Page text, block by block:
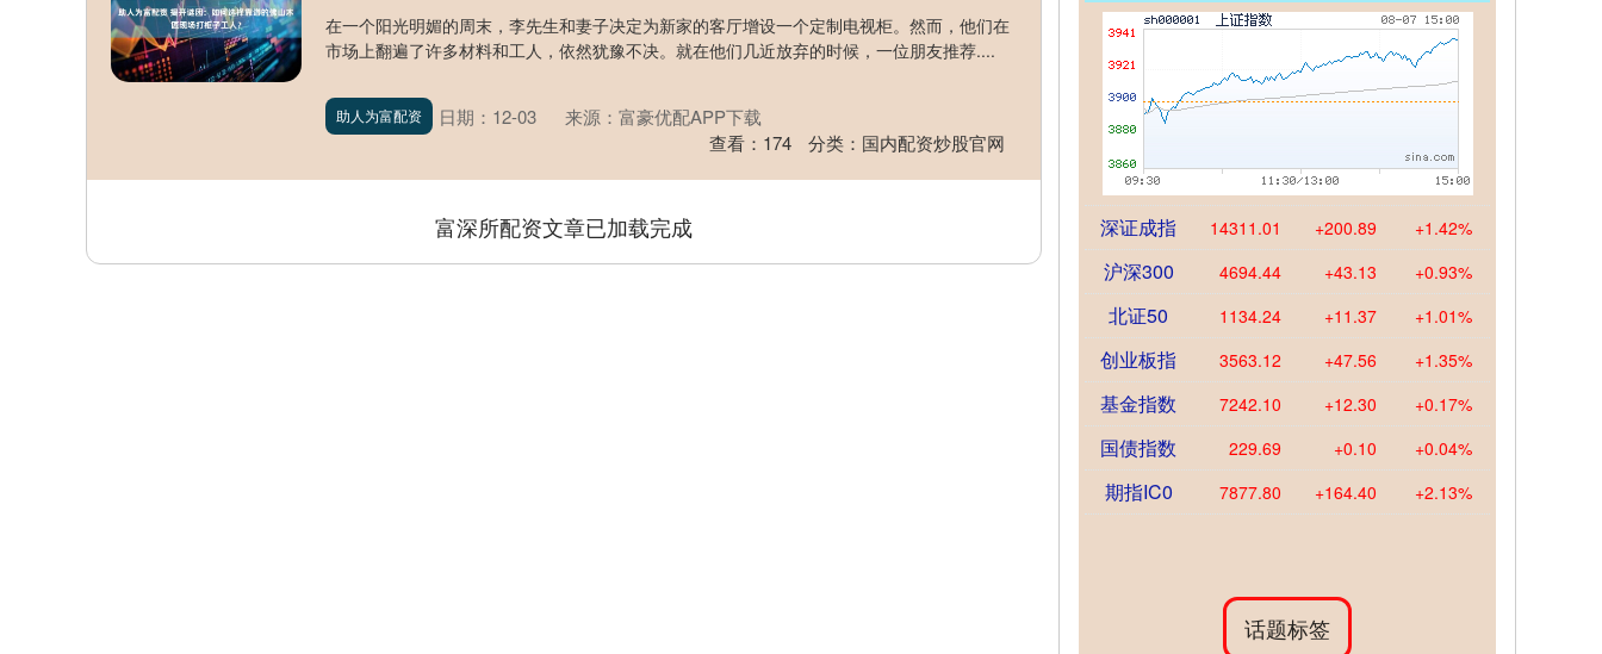
在一个阳光明媚的周末，李先生和妻子决定为新家的客厅增设一个定制电视柜。然而，他们在
市场上翻遍了许多材料和工人，依然犹豫不决。就在他们几近放弃的时候，一位朋友推荐....
助人为富配资 日期：12-03
来源：富豪优配APP下载
查看： 174 分类： 国内配资炒股官网
富深所配资文章已加载完成 深证成指 14311.01 +200.89 +1.42%
沪深300 4694.44 +43.13 +0.93%
北证50 1134.24 +11.37 +1.01%
创业板指 3563.12 +47.56 +1.35%
基金指数 7242.10 +12.30 +0.17%
国债指数 229.69 +0.10 +0.04%
期指IC0 7877.80 +164.40 +2.13%
话题标签